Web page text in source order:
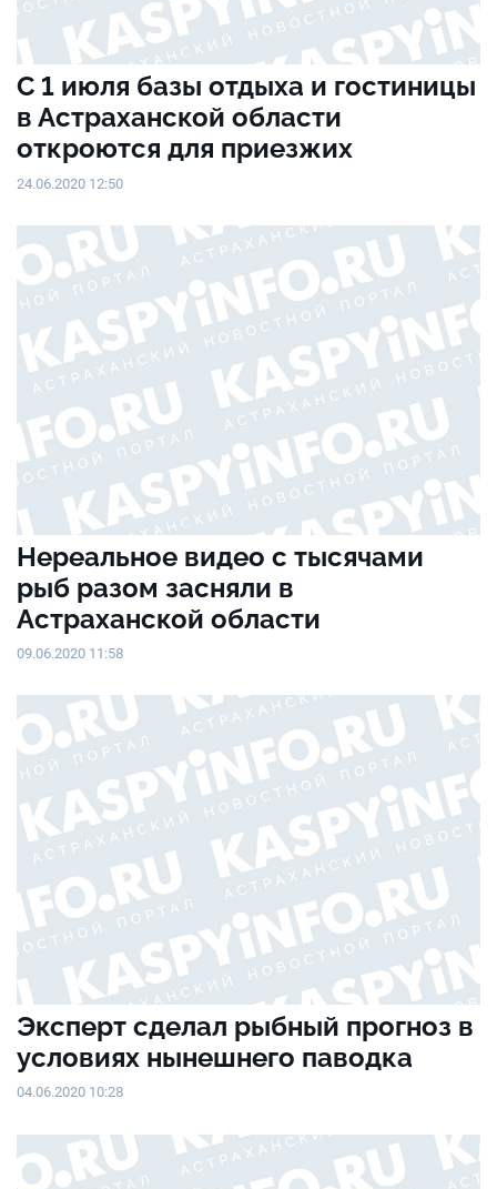
С 1 июля базы отдыха и гостиницы
в Астраханской области
откроются для приезжих
24.06.2020 12:50
Нереальное видео с тысячами
рыб разом засняли в
Астраханской области
09.06.2020 11:58
Эксперт сделал рыбный прогноз в
условиях нынешнего паводка
04.06.2020 10:28